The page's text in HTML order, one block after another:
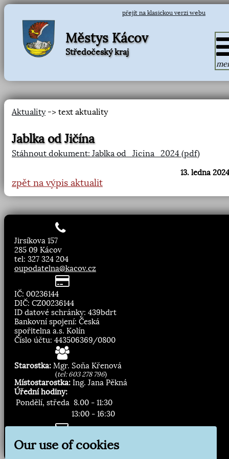
přejít na klasickou verzi webu
Městys Kácov
Středočeský kraj
Aktuality-> text aktuality
Jablka od Jičína
Stáhnout dokument: Jablka od_Jicina_2024 (pdf)
13. ledna
zpět na výpis aktualit
Jirsíkova 157
285 09 Kácov
tel: 327 324 204
oupodatelna@kacov.cz
IČ: 00236144
DIČ: CZ00236144
ID datové schránky: 439bdrt
Bankovní spojení: Česká
spořitelna a.s. Kolín
Číslo účtu: 443506369/0800
Starostka: Mgr. Soňa Křenová
(tel: 603 278 796)
Místostarostka: Ing. Jana Pěkná
Úřední hodiny:
Pondělí, středa 8.00 - 11:30
13:00 - 16:30
Zasílání novinek:
Our use of cookies